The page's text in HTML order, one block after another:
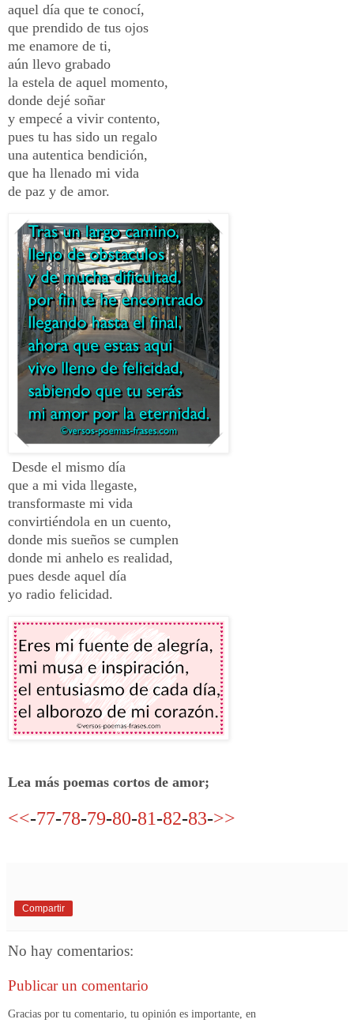
aquel día que te conocí,
que prendido de tus ojos
me enamore de ti,
aún llevo grabado
la estela de aquel momento,
donde dejé soñar
y empecé a vivir contento,
pues tu has sido un regalo
una autentica bendición,
que ha llenado mi vida
de paz y de amor.
Desde el mismo día
que a mi vida llegaste,
transformaste mi vida
convirtiéndola en un cuento,
donde mis sueños se cumplen
donde mi anhelo es realidad,
pues desde aquel día
yo radio felicidad.
Lea más poemas cortos de amor;
<<-77-78-79-80-81-82-83->>
Compartir
No hay comentarios:
Publicar un comentario
Gracias por tu comentario, tu opinión es importante, en